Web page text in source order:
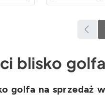
blisko
golfa na sprzedaż